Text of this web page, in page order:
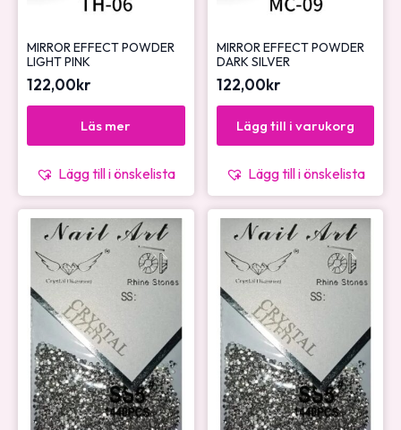
MIRROR EFFECT POWDER
LIGHT PINK
122,00kr
Läs mer
Lägg till i önskelista
MIRROR EFFECT POWDER
DARK SILVER
122,00kr
Lägg till i varukorg
Lägg till i önskelista